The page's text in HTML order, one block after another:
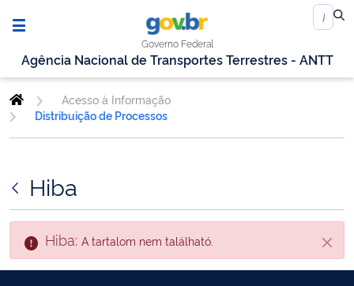
Governo Federal
Agência Nacional de Transportes Terrestres - ANTT
Acesso à Informação
Distribuição de Processos
Hiba
Zárás
Hiba: A tartalom nem található.